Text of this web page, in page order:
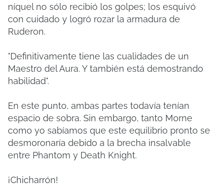
níquel no sólo recibió los golpes; los esquivó
con cuidado y logró rozar la armadura de
Ruderon.
"Definitivamente tiene las cualidades de un
Maestro del Aura. Y también está demostrando
habilidad".
En este punto, ambas partes todavía tenían
espacio de sobra. Sin embargo, tanto Morne
como yo sabíamos que este equilibrio pronto se
desmoronaría debido a la brecha insalvable
entre Phantom y Death Knight.
¡Chicharrón!